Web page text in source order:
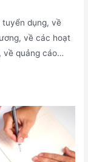
tuyển dụng, về
về các hoạt
về quảng cáo…